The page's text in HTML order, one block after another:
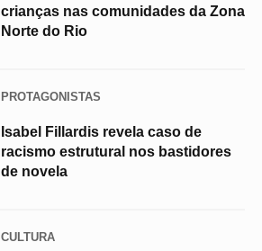
crianças nas comunidades da Zona
Norte do Rio
PROTAGONISTAS
Isabel Fillardis revela caso de
racismo estrutural nos bastidores
de novela
CULTURA